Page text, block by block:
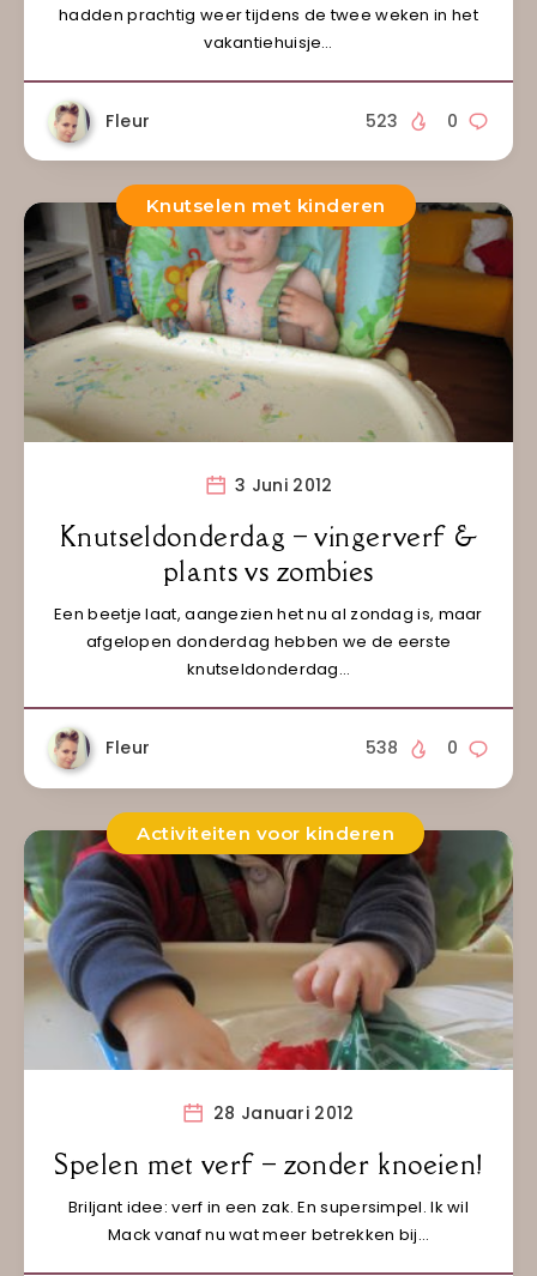
hadden prachtig weer tijdens de twee weken in het
vakantiehuisje…
Fleur 0
523
Knutselen met kinderen
3 Juni 2012
Knutseldonderdag – vingerverf &
plants vs zombies
Een beetje laat, aangezien het nu al zondag is, maar
afgelopen donderdag hebben we de eerste
knutseldonderdag…
Fleur 0
538
Activiteiten voor kinderen
28 Januari 2012
Spelen met verf – zonder knoeien!
Briljant idee: verf in een zak. En supersimpel. Ik wil
Mack vanaf nu wat meer betrekken bij…